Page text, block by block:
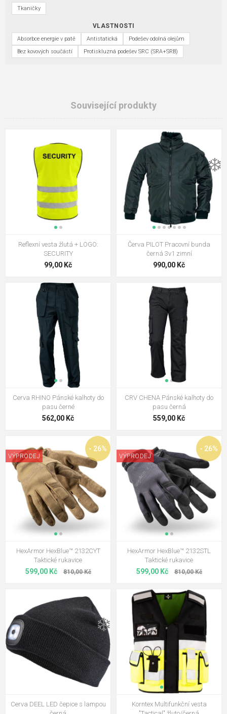
Tkaničky
VLASTNOSTI
Absorbce energie v patě Antistatická
Podešev odolná olejům
Bez kovových součástí
Protiskluzná podešev SRC (SRA+SRB)
Související produkty
Reflexní vesta žlutá + LOGO:
SECURITY
99,00 Kč
❄️
Červa PILOT Pracovní bunda
černá 3v1 zimní
990,00 Kč
Cerva RHINO Pánské kalhoty do
pasu černé
562,00 Kč
CRV CHENA Pánské kalhoty do
pasu černá
559,00 Kč
- 26%
VÝPRODEJ
HexArmor HexBlue™ 2132CYT
Taktické rukavice
599,00 Kč 810,00 Kč
- 26%
VÝPRODEJ
HexArmor HexBlue™ 2132STL
Taktické rukavice
599,00 Kč 810,00 Kč
❄️
Cerva DEEL LED čepice s lampou
Korntex Multifunkční vesta